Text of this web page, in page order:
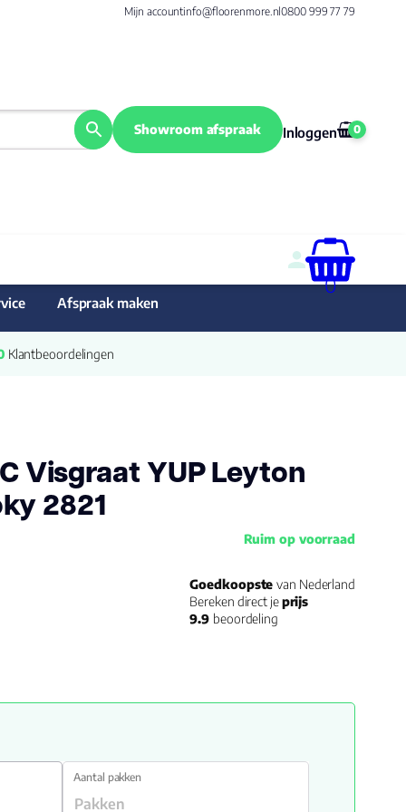
Mijn accountinfo@floorenmore.nl0800 999 77 79
Showroom afspraak Inloggen 0
0
Afspraak maken
Klantbeoordelingen
Visgraat YUP Leyton
2821
Ruim op voorraad
Goedkoopstevan Nederland
Bereken direct jeprijs
9.9 beoordeling
Aantal pakken